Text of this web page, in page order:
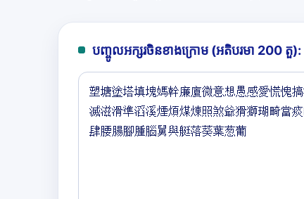
បញ្ចូលអក្សរចិនខាងក្រោម (អតិបរមា 200 តួ):